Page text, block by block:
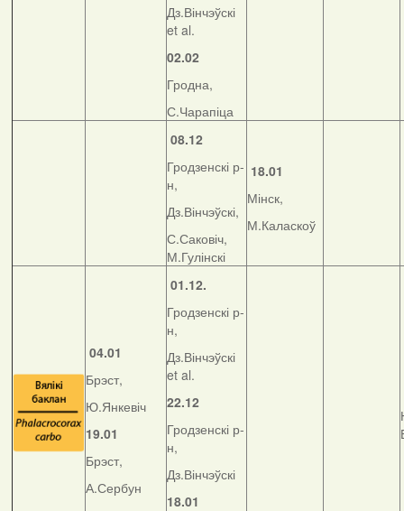
Дз.Вінчэўскі
et al.
02.02
Гродна,
С.Чарапіца
08.12
Гродзенскі р-
н,
Дз.Вінчэўскі,
С.Саковіч,
М.Гулінскі
18.01
Мінск,
М.Каласкоў
04.01
Брэст,
Ю.Янкевіч
19.01
Брэст,
А.Сербун
01.12.
Гродзенскі р-
н,
Дз.Вінчэўскі
et al.
22.12
Гродзенскі р-
н,
Дз.Вінчэўскі
18.01